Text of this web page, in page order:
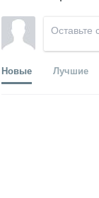
Новые Лучшие